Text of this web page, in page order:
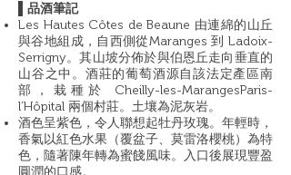
▌品酒筆記
Les Hautes Côtes de Beaune 由連綿的山丘
與谷地組成，自西側從Maranges 到 Ladoix-
Serrigny。其山坡分佈於與伯恩丘走向垂直的
山谷之中。酒莊的葡萄酒源自該法定產區南
部，栽種於 Cheilly-les-MarangesParis-
l’Hôpital 兩個村莊。土壤為泥灰岩。
酒色呈紫色，令人聯想起牡丹玫瑰。年輕時，
香氣以紅色水果（覆盆子、莫雷洛櫻桃）為特
色，隨著陳年轉為蜜餞風味。入口後展現豐盈
圓潤的口感。